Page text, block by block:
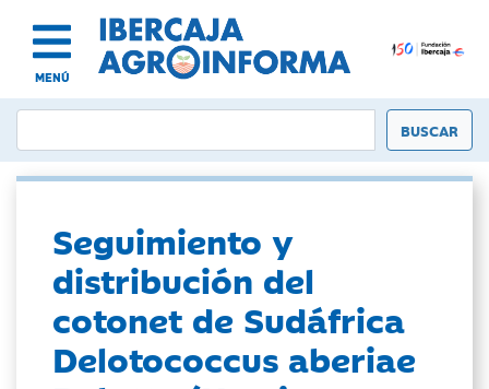
MENÚ
Seguimiento y
distribución del
cotonet de Sudáfrica
Delotococcus aberiae